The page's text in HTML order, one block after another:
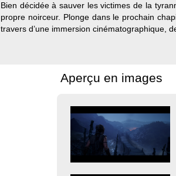
Bien décidée à sauver les victimes de la
propre noirceur. Plonge dans le prochain
travers d’une immersion cinématographique,
Aperçu en images